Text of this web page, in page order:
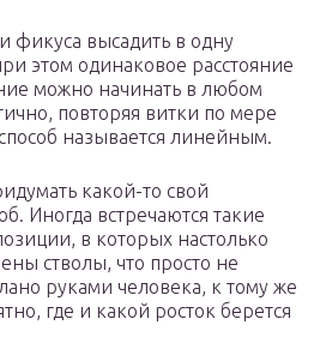
фикуса высадить в одну
этом одинаковое расстояние
можно начинать в любом
повторяя витки по мере
называется линейным.
какой-то свой
Иногда встречаются такие
в которых настолько
стволы, что просто не
руками человека, к тому же
где и какой росток берется